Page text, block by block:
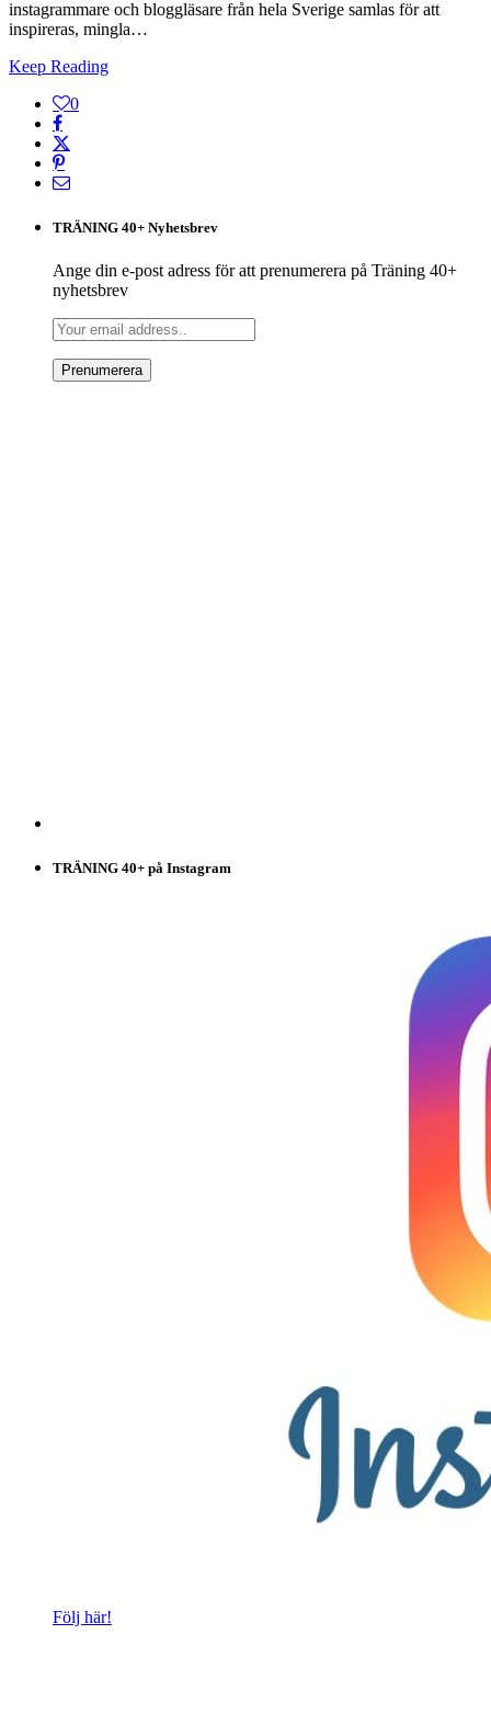
instagrammare och bloggläsare från hela Sverige samlas för att
inspireras, mingla…
Keep Reading
0
TRÄNING 40+ Nyhetsbrev
Ange din e-post adress för att prenumerera på Träning 40+
nyhetsbrev
TRÄNING 40+ på Instagram
Följ här!